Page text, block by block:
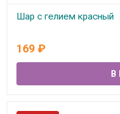
Шар с гелием красный
169 ₽